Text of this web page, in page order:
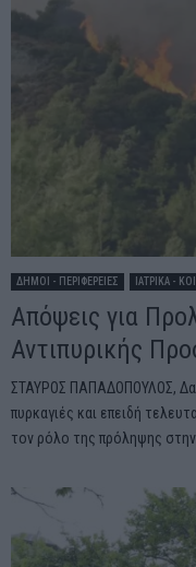
ΔΗΜΟΙ - ΠΕΡΙΦΕΡΕΙΕΣ ΙΑΤΡΙΚΑ -
Απόψεις για
Αντιπυρικής
ΣΤΑΥΡΟΣ ΠΑΠΑΔΟΠΟΥΛΟΣ,
πυρκαγιές και επειδή
τον ρόλο της πρόληψης στην